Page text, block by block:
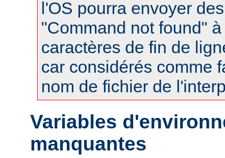
l'OS pourra envoyer
"Command not found"
caractères de fin de
car considérés comme
nom de fichier de
Variables
manquantes